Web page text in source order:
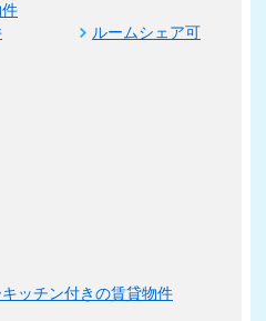
ルームシェア可
ッチン付きの賃貸物件